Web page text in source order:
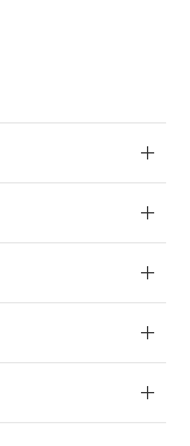
との取
る法人を
証明書
を証明す
間は出
から備考
を完了